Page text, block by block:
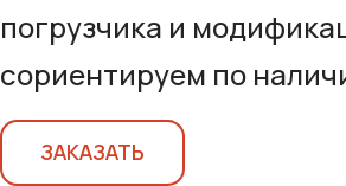
погрузчика и
сориентируем по
ЗАКАЗАТЬ